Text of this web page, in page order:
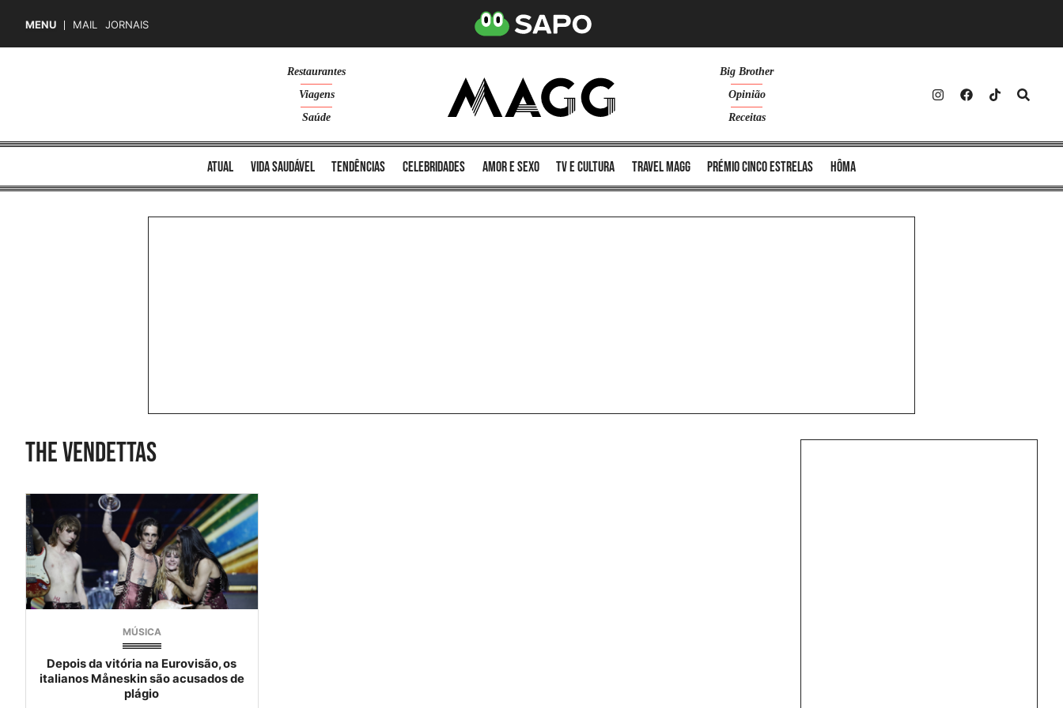
MENU MAIL JORNAIS
Restaurantes
Viagens
Saúde
Big Brother
Opinião
Receitas
atual vida saudável tendências celebridades amor e sexo TV e cultura Travel MAGG Prémio Cinco Estrelas Hôma
the vendettas
MÚSICA
Depois da vitória na Eurovisão, os
italianos Måneskin são acusados de
plágio